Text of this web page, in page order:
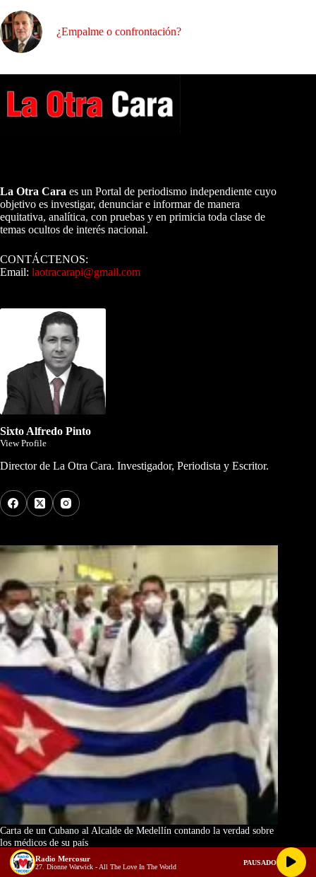
¿Empalme o confrontación?
La Otra Cara es un Portal de periodismo independiente cuyo
objetivo es investigar, denunciar e informar de manera
equitativa, analítica, con pruebas y en primicia toda clase de
temas ocultos de interés nacional.
CONTÁCTENOS:
Email: laotracarapi@gmail.com
Sixto Alfredo Pinto
View Profile
Director de La Otra Cara. Investigador, Periodista y Escritor.
Carta de un Cubano al Alcalde de Medellín contando la verdad sobre
los médicos de su país
Radio Mercosur
27. Dionne Warwick - All The Love In The World
PAUSADO